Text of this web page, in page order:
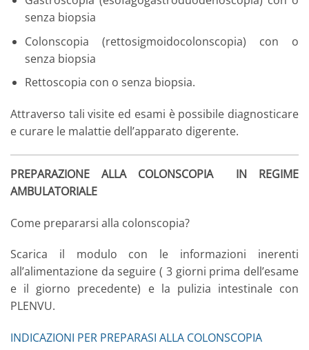
senza biopsia
Colonscopia (rettosigmoidocolonscopia) con o
senza biopsia
Rettoscopia con o senza biopsia.
Attraverso tali visite ed esami è possibile diagnosticare
e curare le malattie dell’apparato digerente.
PREPARAZIONE ALLA COLONSCOPIA IN REGIME
AMBULATORIALE
Come prepararsi alla colonscopia?
Scarica il modulo con le informazioni inerenti
all’alimentazione da seguire ( 3 giorni prima dell’esame
e il giorno precedente) e la pulizia intestinale con
PLENVU.
INDICAZIONI PER PREPARASI ALLA COLONSCOPIA